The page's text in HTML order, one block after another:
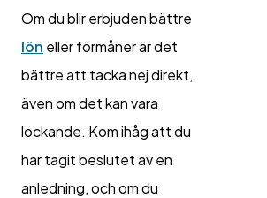
Om du blir erbjuden bättre
lön eller förmåner är det
bättre att tacka nej direkt,
även om det kan vara
lockande. Kom ihåg att du
har tagit beslutet av en
anledning, och om du